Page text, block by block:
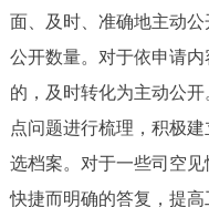
面、及时、准确地主动
公开数量。对于依申请
的，及时转化为主动公
点问题进行梳理，积极
选档案。对于一些司空
快捷而明确的答复，提